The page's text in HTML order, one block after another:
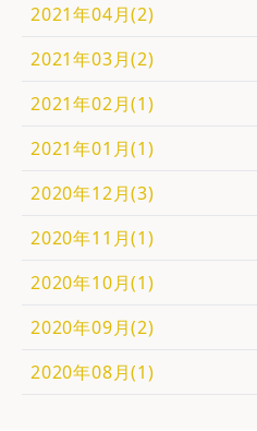
2021年04月(2)
2021年03月(2)
2021年02月(1)
2021年01月(1)
2020年12月(3)
2020年11月(1)
2020年10月(1)
2020年09月(2)
2020年08月(1)